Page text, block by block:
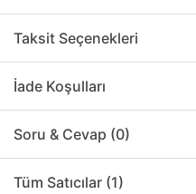
Taksit Seçenekleri
İade Koşulları
Soru & Cevap (0)
Tüm Satıcılar (1)